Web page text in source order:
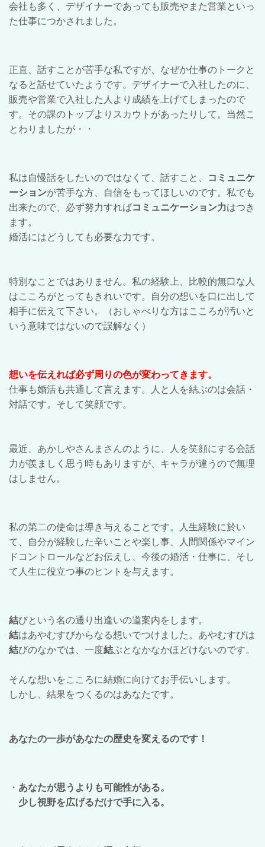
会社も多く、デザイナーであっても販売やまた営業といっ
た仕事につかされました。
正直、話すことが苦手な私ですが、なぜか仕事のトークと
なると話せていたようです。デザイナーで入社したのに、
販売や営業で入社した人より成績を上げてしまったので
す。その課のトップよりスカウトがあったりして。当然こ
とわりましたが・・
私は自慢話をしたいのではなくて、話すこと、
コミュニケ
ーションが苦手な方、自信をもってほしいのです。私でも
出来たので、必ず努力すればコミュニケーション力はつき
ます。
婚活にはどうしても必要な力です。
特別なことではありません。私の経験上、比較的無口な人
はこころがとってもきれいです。自分の想いを口に出して
相手に伝えて下さい。（おしゃべりな方はこころが汚いと
いう意味ではないので誤解なく）
想いを伝えれば必ず周りの色が変わってきます。
仕事も婚活も共通して言えます。人と人を結ぶのは会話・
対話です。そして笑顔です。
最近、あかしやさんまさんのように、人を笑顔にする会話
力が羨ましく思う時もありますが、キャラが違うので無理
はしません。
私の第二の使命は導き与えることです。人生経験に於い
て、自分が経験した辛いことや楽し事、人間関係やマイン
ドコントロールなどお伝えし、今後の婚活・仕事に、そし
て人生に役立つ事のヒントを与えます。
結びという名の通り出逢いの道案内をします。
結はあやむすびからなる想いでつけました。あやむすびは
結びのなかでは、一度結ぶとなかなかほどけないのです。
そんな想いをこころに結婚に向けてお手伝いします。
しかし、結果をつくるのはあなたです。
あなたの一歩があなたの歴史を変えるのです！
・ あなたが思うよりも可能性がある。
少し視野を広げるだけで手に入る。